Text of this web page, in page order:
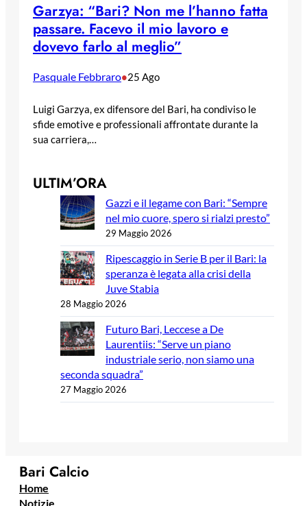
Garzya: “Bari? Non me l’hanno fatta
passare. Facevo il mio lavoro e
dovevo farlo al meglio”
Pasquale Febbraro•25 Ago
Luigi Garzya, ex difensore del Bari, ha condiviso le
sfide emotive e professionali affrontate durante la
sua carriera,…
ULTIM’ORA
Gazzi e il legame con Bari: “Sempre
nel mio cuore, spero si rialzi presto”
29 Maggio 2026
Ripescaggio in Serie B per il Bari: la
speranza è legata alla crisi della
Juve Stabia
28 Maggio 2026
Futuro Bari, Leccese a De
Laurentiis: “Serve un piano
industriale serio, non siamo una
seconda squadra”
27 Maggio 2026
Bari Calcio
Home
Notizie